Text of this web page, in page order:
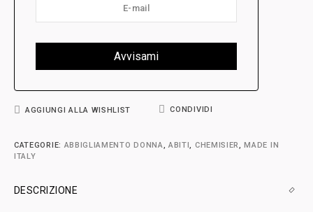
AGGIUNGI ALLA WISHLIST CONDIVIDI
CATEGORIE: ABBIGLIAMENTO DONNA, ABITI, CHEMISIER,MADE IN
ITALY
DESCRIZIONE